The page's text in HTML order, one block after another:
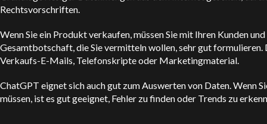
Rechtsvorschriften.
Wenn Sie ein Produkt verkaufen, müssen Sie mit Ihren Kunden
Gesamtbotschaft, die Sie vermitteln wollen, sehr gut
Verkaufs-E-Mails, Telefonskripte oder Marketingmaterial.
ChatGPT eignet sich auch gut zum Auswerten von Daten. Wenn
müssen, ist es gut geeignet, Fehler zu finden oder Trends zu